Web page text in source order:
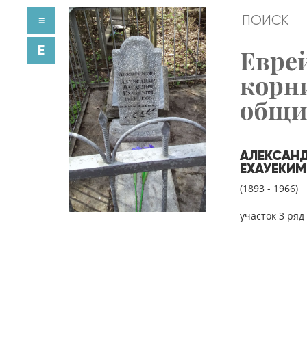
ЕХАУЕКИМ
(1893 - 1966)
участок 3
≡
E